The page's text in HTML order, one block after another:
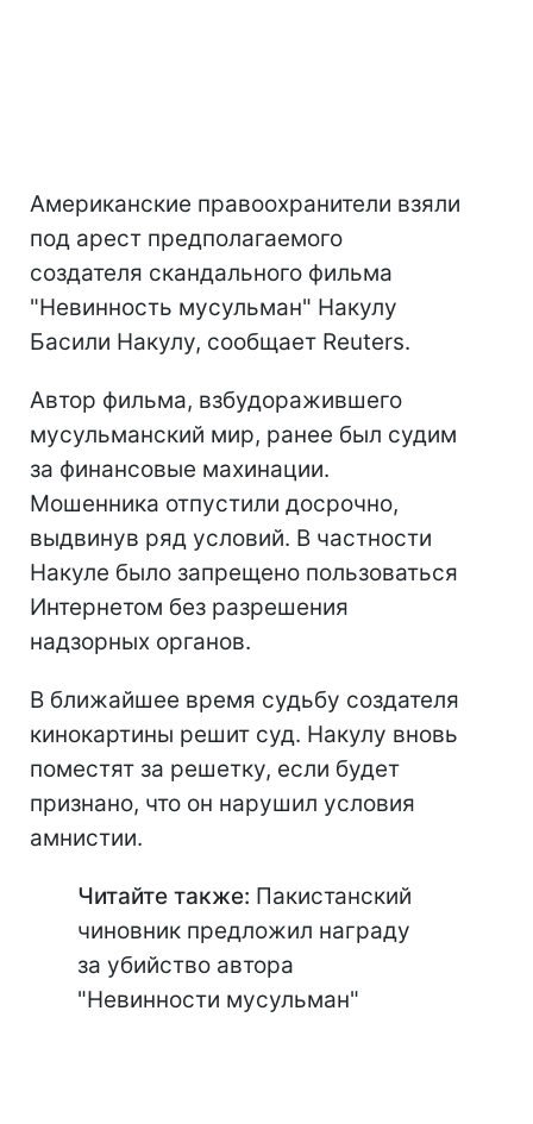
Американские правоохранители взяли
под арест предполагаемого
создателя скандального фильма
"Невинность мусульман" Накулу
Басили Накулу, сообщает Reuters.
Автор фильма, взбудоражившего
мусульманский мир, ранее был судим
за финансовые махинации.
Мошенника отпустили досрочно,
выдвинув ряд условий. В частности
Накуле было запрещено пользоваться
Интернетом без разрешения
надзорных органов.
В ближайшее время судьбу создателя
кинокартины решит суд. Накулу вновь
поместят за решетку, если будет
признано, что он нарушил условия
амнистии.
Читайте также: Пакистанский
чиновник предложил награду
за убийство автора
"Невинности мусульман"